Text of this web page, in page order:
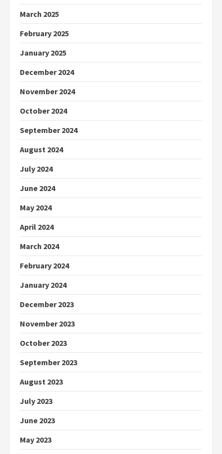
March 2025
February 2025
January 2025
December 2024
November 2024
October 2024
September 2024
August 2024
July 2024
June 2024
May 2024
April 2024
March 2024
February 2024
January 2024
December 2023
November 2023
October 2023
September 2023
August 2023
July 2023
June 2023
May 2023